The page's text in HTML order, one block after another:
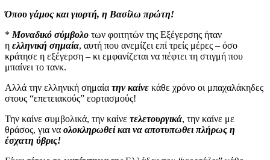
Όπου γάμος και γιορτή, η Βασίλω πρώτη!
* Μοναδικό σύμβολο των φοιτητών της Εξέγερσης ήταν
η ελληνική σημαία, αυτή που ανεμίζει επί τρείς μέρες – όσο
κράτησε η εξέγερση – κι εμφανίζεται να πέφτει τη στιγμή που
μπαίνει το τανκ.
Αλλά την ελληνική σημαία την καίνε κάθε χρόνο οι μπαχαλάκηδες
στους “επετειακούς” εορτασμούς!
Την καίνε συμβολικά, την καίνε τελετουργικά, την καίνε με
θράσος, για να ολοκληρωθεί και να αποτυπωθει πλήρως η
έσχατη ύβρις!